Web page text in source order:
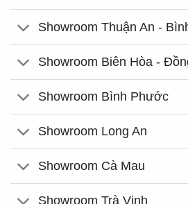
Showroom Thuận An -
Showroom Biên Hòa -
Showroom Bình Phước
Showroom Long An
Showroom Cà Mau
Showroom Trà Vinh